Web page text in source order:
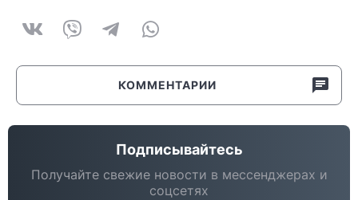
КОММЕНТАРИИ
Подписывайтесь
Получайте свежие новости в мессенджерах и
соцсетях